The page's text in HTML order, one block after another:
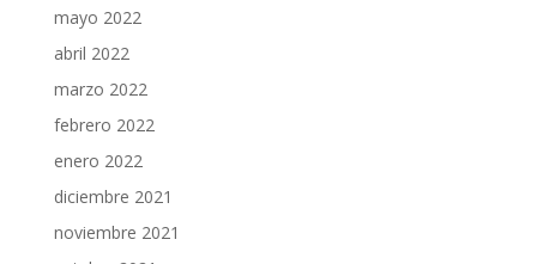
mayo 2022
abril 2022
marzo 2022
febrero 2022
enero 2022
diciembre 2021
noviembre 2021